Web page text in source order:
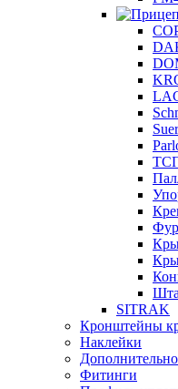
Suer
SITRAK
Кронштейны
Наклейки
Фитинги